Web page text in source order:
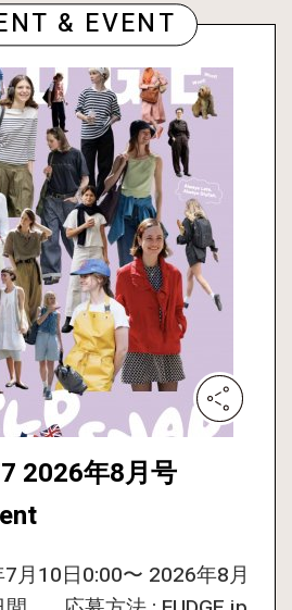
& EVENT
2026年8月号
月10日0:00〜 2026年8月